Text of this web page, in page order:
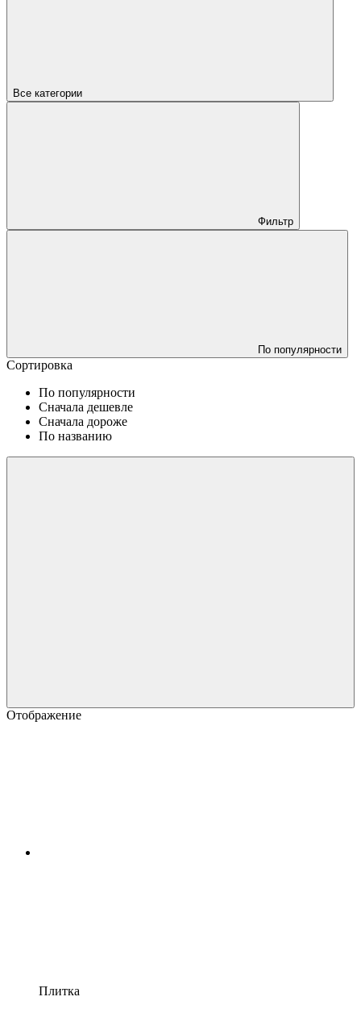
Все категории
Фильтр
По популярности
Сортировка
По популярности
Сначала дешевле
Сначала дороже
По названию
Отображение
Плитка